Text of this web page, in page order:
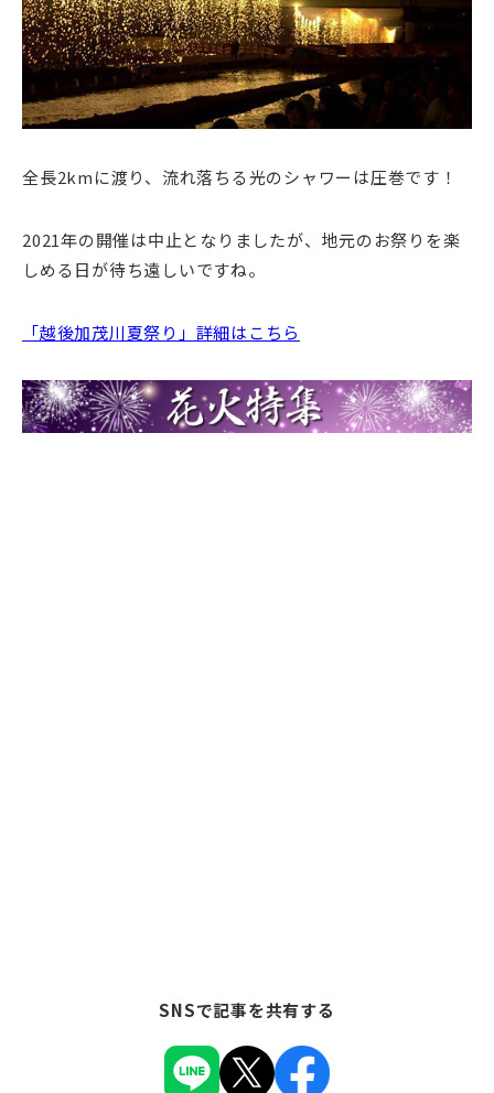
全長2kmに渡り、流れ落ちる光のシャワーは圧巻です！
2021年の開催は中止となりましたが、地元のお祭りを楽
しめる日が待ち遠しいですね。
「越後加茂川夏祭り」詳細はこちら
SNSで記事を共有する